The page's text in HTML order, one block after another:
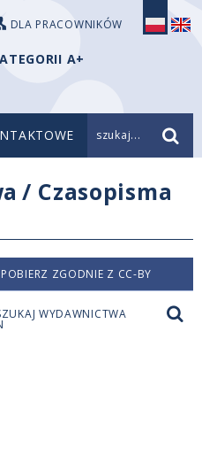
DLA PRACOWNIKÓW
A+
szukaj...
/ Czasopisma
POBIERZ ZGODNIE Z CC-BY
WYDAWNICTWA